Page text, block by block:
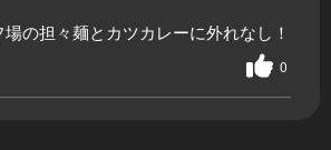
の担々麺とカツカレーに外れなし！
0